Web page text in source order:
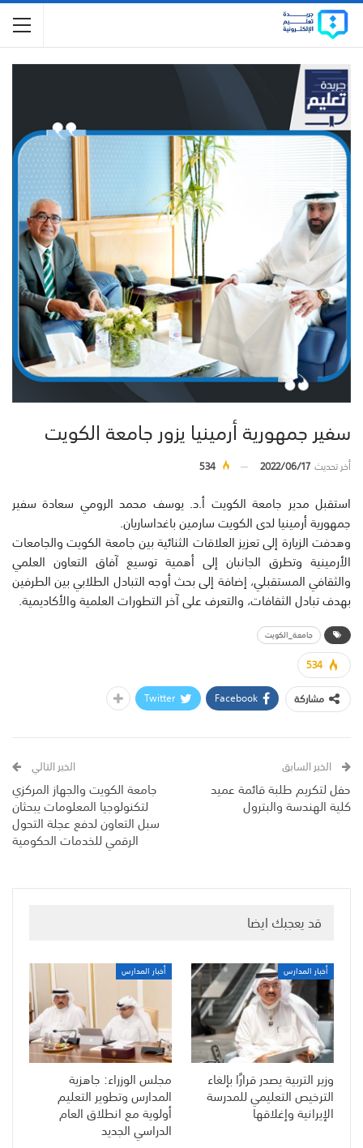
سفير جمهورية أرمينيا يزور جامعة الكويت
أخر تحديث2022/06/17
534
استقبل مدير جامعة الكويت أ.د. يوسف محمد الرومي سعادة سفير
جمهورية أرمينيا لدى الكويت سارمين باغداساريان.
وهدفت الزيارة إلى تعزيز العلاقات الثنائية بين جامعة الكويت والجامعات
الأرمينية وتطرق الجانبان إلى أهمية توسيع آفاق التعاون العلمي
والثقافي المستقبلي، إضافة إلى بحث أوجه التبادل الطلابي بين الطرفين
بهدف تبادل الثقافات، والتعرف على آخر التطورات العلمية والأكاديمية.
جامعة_الكويت
534
مشاركة
Facebook
Twitter
الخبر السابق
حفل لتكريم طلبة قائمة عميد
كلية الهندسة والبترول
الخبر التالي
جامعة الكويت والجهاز المركزي
لتكنولوجيا المعلومات يبحثان
سبل التعاون لدفع عجلة التحول
الرقمي للخدمات الحكومية
قد يعجبك ايضا
أخبار المدارس
وزير التربية يصدر قرارًا بإلغاء
الترخيص التعليمي للمدرسة
الإيرانية وإغلاقها
أخبار المدارس
مجلس الوزراء: جاهزية
المدارس وتطوير التعليم
أولوية مع انطلاق العام
الدراسي الجديد